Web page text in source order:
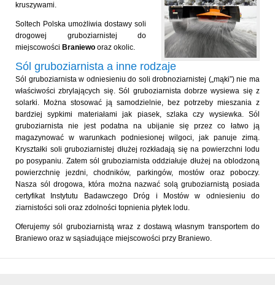
kruszywami.
Soltech Polska umożliwia dostawy soli
drogowej gruboziarnistej do
miejscowości Braniewo oraz okolic.
Sól gruboziarnista a inne rodzaje
Sól gruboziarnista w odniesieniu do soli drobnoziarnistej („mąki”) nie ma
właściwości zbrylających się. Sól gruboziarnista dobrze wysiewa się z
solarki. Można stosować ją samodzielnie, bez potrzeby mieszania z
bardziej sypkimi materiałami jak piasek, szlaka czy wysiewka. Sól
gruboziarnista nie jest podatna na ubijanie się przez co łatwo ją
magazynować w warunkach podniesionej wilgoci, jak panuje zimą.
Kryształki soli gruboziarnistej dłużej rozkładają się na powierzchni lodu
po posypaniu. Zatem sól gruboziarnista oddziałuje dłużej na oblodzoną
powierzchnię jezdni, chodników, parkingów, mostów oraz poboczy.
Nasza sól drogowa, która można nazwać solą gruboziarnistą posiada
certyfikat Instytutu Badawczego Dróg i Mostów w odniesieniu do
ziarnistości soli oraz zdolności topnienia płytek lodu.
Oferujemy sól gruboziarnistą wraz z dostawą własnym transportem do
Braniewo oraz w sąsiadujące miejscowości przy Braniewo.